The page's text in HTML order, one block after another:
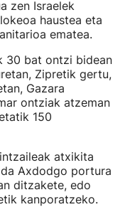
zen Israelek
haustea eta
ematea.
30 bat ontzi bidean
Zipretik gertu,
Gazara
ontziak atzeman
150
atxikita
Axdodgo portura
ditzakete, edo
kanporatzeko.